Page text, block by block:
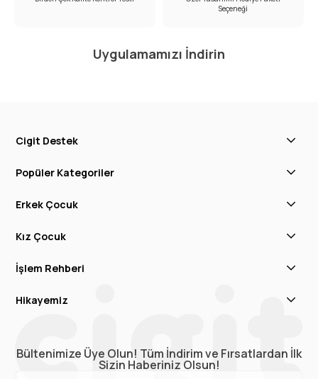
Seçeneği
Uygulamamızı İndirin
Cigit Destek
Popüler Kategoriler
Erkek Çocuk
Kız Çocuk
İşlem Rehberi
Hikayemiz
Bültenimize Üye Olun! Tüm İndirim ve Fırsatlardan İlk
Sizin Haberiniz Olsun!